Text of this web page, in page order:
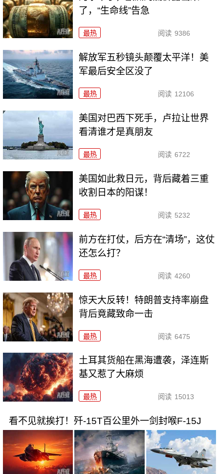
了，“生命线”告急
最热 阅读 9386
解放军五秒镜头颠覆太平洋！美
军最后安全区没了
最热 阅读 12106
美国对巴西下死手，卢拉让世界
看清谁才是真朋友
最热 阅读 6722
美国如此救日元，背后藏着三重
收割日本的阳谋！
最热 阅读 5232
前方在打仗，后方在“清场”，这仗
还怎么打？
最热 阅读 4260
惊天大反转！特朗普支持率崩盘
背后竟藏致命一击
最热 阅读 6475
土耳其货船在黑海遭袭，泽连斯
基又惹了大麻烦
最热 阅读 15013
看不见就挨打！歼-15T百公里外一剑封喉F-15J